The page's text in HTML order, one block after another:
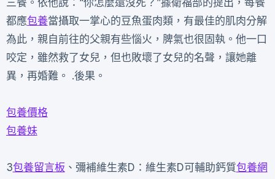
三餐。依他說：“你怎麼還沒死？”據衛福部的提出，每餐
都應包養當攝取一掌心的豆魚蛋肉類，有最佳的肌肉分解
為此，親自前往的父親有些惱火，脾氣也很固執。他一口
咬定，雖然救了女兒，但也敗壞了女兒的名聲，讓她離
異，再婚難。 .後果。
包養價格
包養妹
3包養留言板 、彌補維生素D：維生素D可輔助鈣質包養網